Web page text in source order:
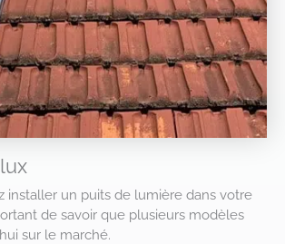
installer un puits de lumière dans votre
de savoir que plusieurs modèles
sur le marché.